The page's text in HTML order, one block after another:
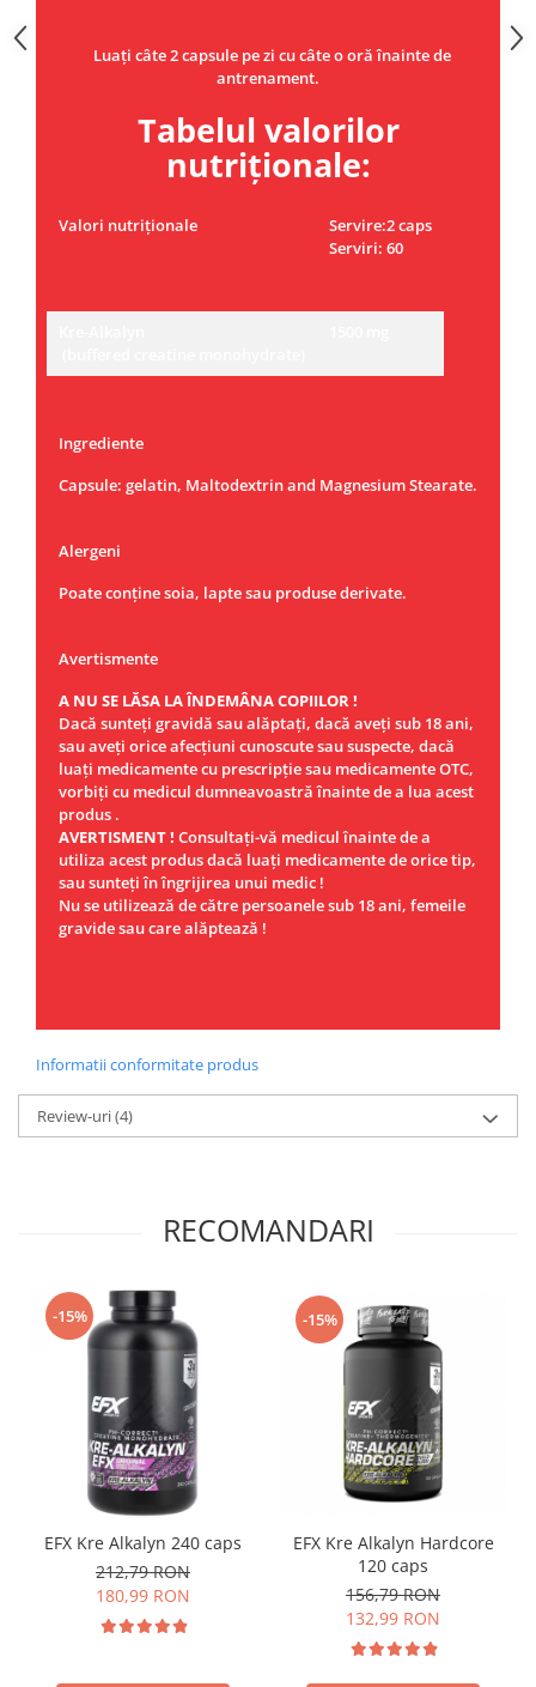
Luați câte 2 capsule pe zi cu câte o oră înainte de
antrenament.
Tabelul valorilor
nutriționale:
Valori nutriționale
Servire:2 caps
Serviri: 60
Ingrediente
Capsule: gelatin, Maltodextrin and Magnesium Stearate.
Alergeni
Poate conține soia, lapte sau produse derivate.
Avertismente
A NU SE LĂSA LA ÎNDEMÂNA COPIILOR !
Dacă sunteţi gravidă sau alăptaţi, dacă aveţi sub 18 ani,
sau aveţi orice afecţiuni cunoscute sau suspecte, dacă
luaţi medicamente cu prescripţie sau medicamente OTC,
vorbiţi cu medicul dumneavoastră înainte de a lua acest
produs .
AVERTISMENT ! Consultaţi-vă medicul înainte de a
utiliza acest produs dacă luaţi medicamente de orice tip,
sau sunteţi în îngrijirea unui medic !
Nu se utilizează de către persoanele sub 18 ani, femeile
gravide sau care alăptează !
Informatii conformitate produs
Review-uri(4)
RECOMANDARI
-15%
EFX Kre Alkalyn 240 caps
212,79 RON
180,99 RON
-15%
EFX Kre Alkalyn Hardcore
120 caps
156,79 RON
132,99 RON